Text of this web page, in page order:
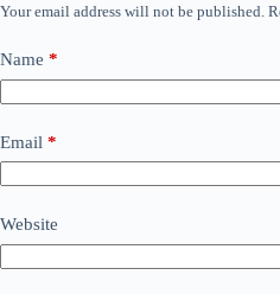
Your email address will not be published.
Name *
Email *
Website